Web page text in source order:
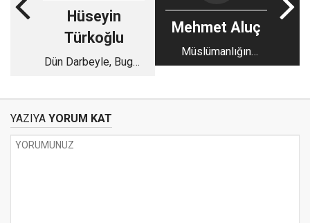
Hüseyin
Türkoğlu
Dün Darbeyle, Bugün
Mehmet Aluç
Müslümanlığın
Ölçülmeyen Ölçüsü
YAZIYA YORUM KAT